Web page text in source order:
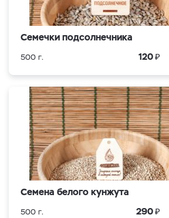
Семечки подсолнечника
500 г. 120₽
Семена белого кунжута
500 г. 290₽